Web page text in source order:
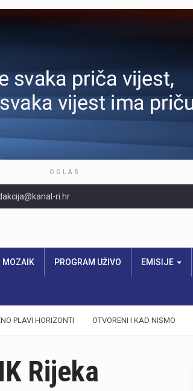
OGLAS
ri.hr
MOZAIK PROGRAM UŽIVO EMISIJE
PLAVI HORIZONTI OTVORENI I KAD NISMO
Rijeka